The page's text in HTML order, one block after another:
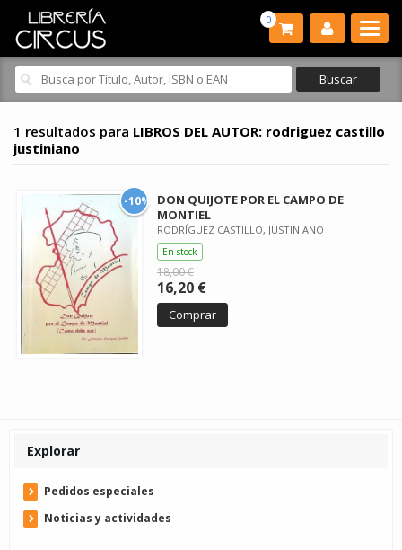
0
1 resultados para LIBROS DEL AUTOR: rodriguez castillo
justiniano
-10%
DON QUIJOTE POR EL CAMPO DE
MONTIEL
RODRÍGUEZ CASTILLO, JUSTINIANO
En stock
18,00 €
16,20 €
Comprar
Explorar
Pedidos especiales
Noticias y actividades